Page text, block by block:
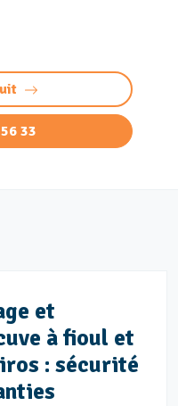
33
et
à fioul et
: sécurité